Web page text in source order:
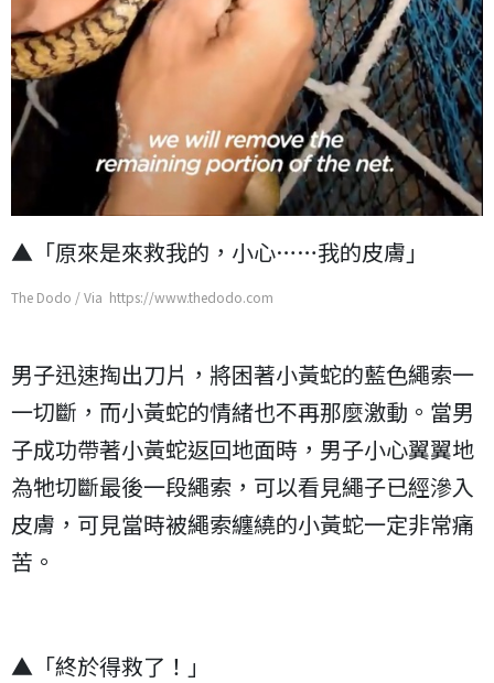
▲「原來是來救我的，小心……我的皮膚」
The Dodo / Via https://www.thedodo.com
男子迅速掏出刀片，將困著小黃蛇的藍色繩索一
一切斷，而小黃蛇的情緒也不再那麼激動。當男
子成功帶著小黃蛇返回地面時，男子小心翼翼地
為牠切斷最後一段繩索，可以看見繩子已經滲入
皮膚，可見當時被繩索纏繞的小黃蛇一定非常痛
苦。
▲「終於得救了！」